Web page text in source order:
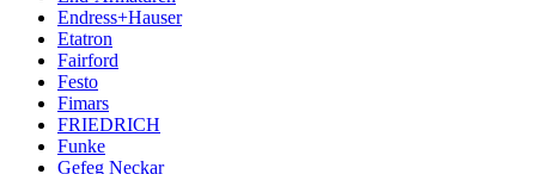
Endress+Hauser
Etatron
Fairford
Festo
Fimars
FRIEDRICH
Funke
Gefeg Neckar